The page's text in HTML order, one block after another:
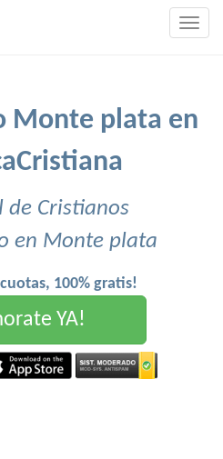
Monte plata en
de Cristianos
en Monte plata
100% gratis!
YA!